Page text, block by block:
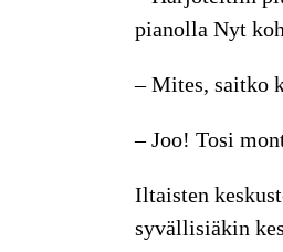
pianolla Nyt
– Mites, saitko
– Joo! Tosi
Iltaisten
syvällisiäkin